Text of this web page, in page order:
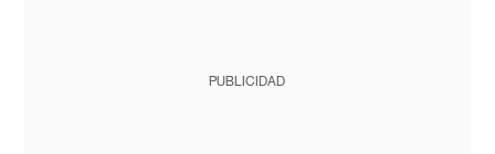
PUBLICIDAD